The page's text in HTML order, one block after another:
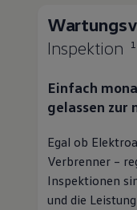
Inspektion
1
Einfach
gelassen zur
Egal ob
Verbrenner –
Inspektionen
und die